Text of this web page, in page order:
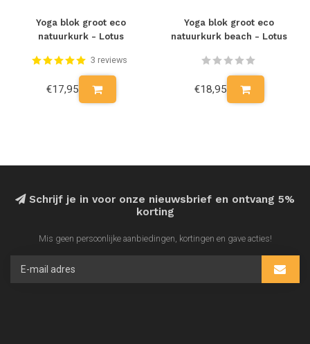
Yoga blok groot eco
natuurkurk - Lotus
3 reviews
€17,95
Yoga blok groot eco
natuurkurk beach - Lotus
€18,95
Schrijf je in voor onze nieuwsbrief en ontvang 5%
korting
Mis geen persoonlijke aanbiedingen, kortingen en gave acties!